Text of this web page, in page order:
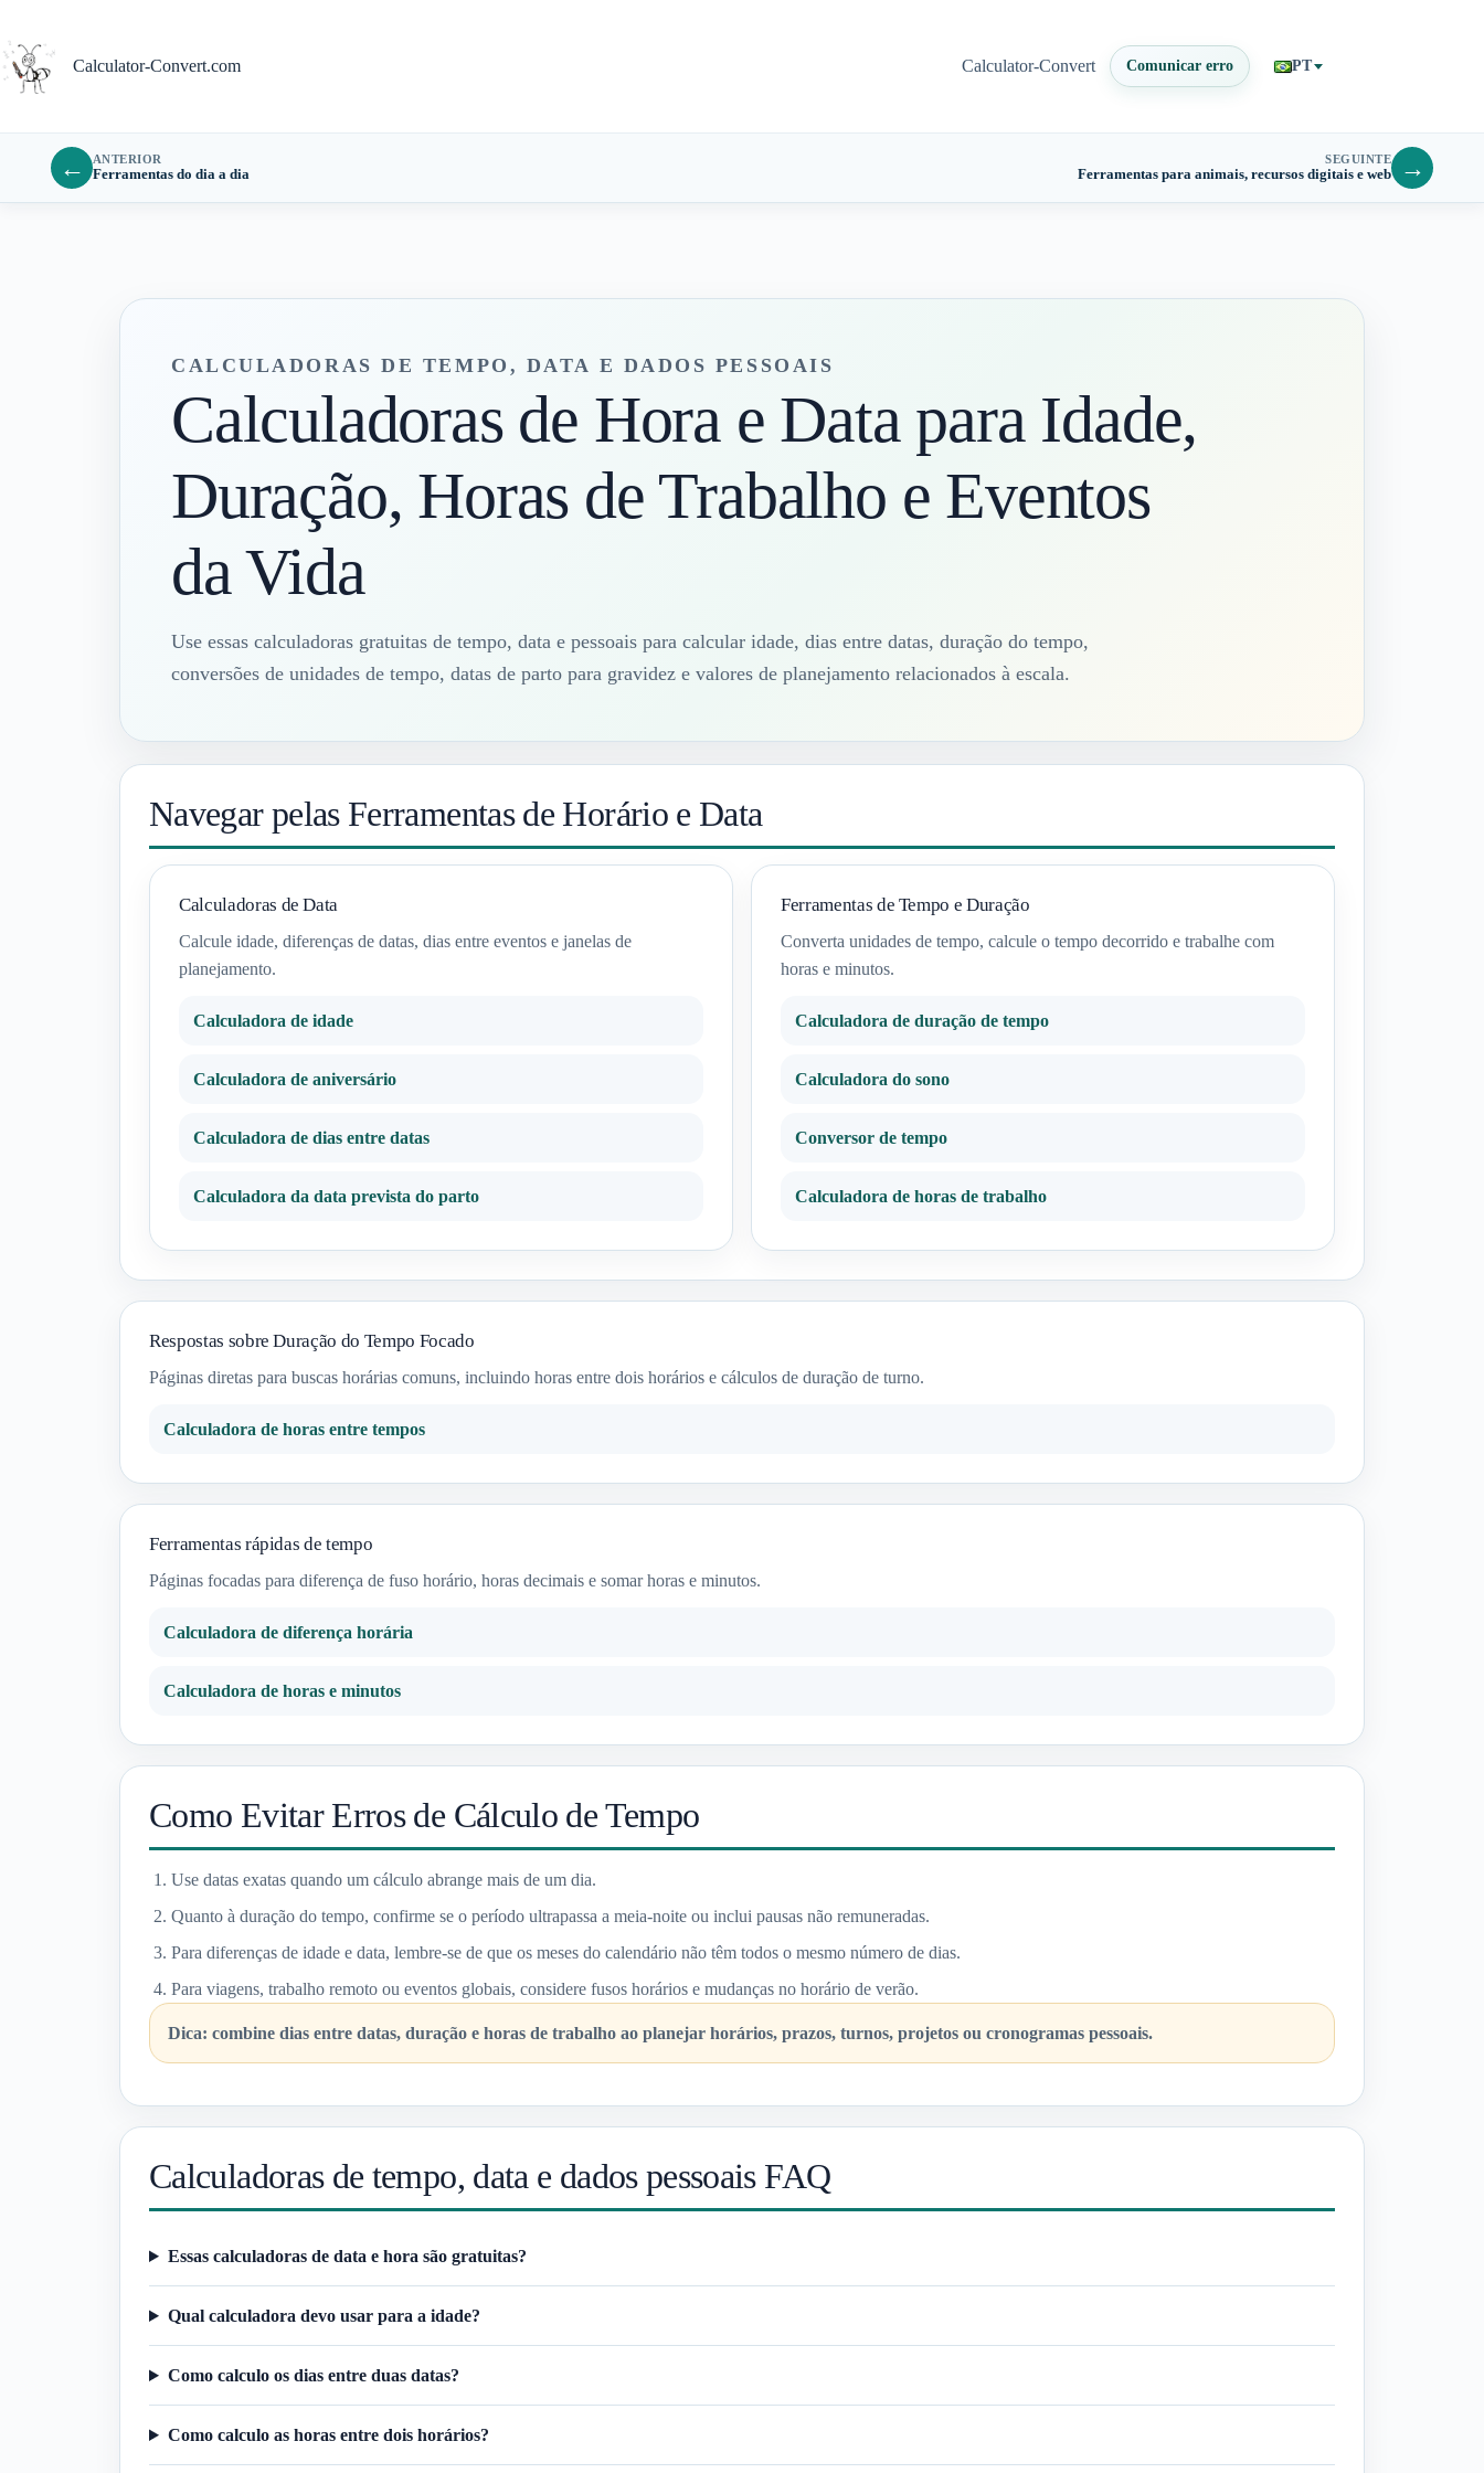
o
conteúdo
Calculator-Convert.com Calculator-Convert Comunicar erro PT
← ANTERIOR
Ferramentas do dia a dia
SEGUINTE
Ferramentas para animais, recursos digitais e web →
CALCULADORAS DE TEMPO, DATA E DADOS PESSOAIS
Calculadoras de Hora e Data para Idade,
Duração, Horas de Trabalho e Eventos
da Vida
Use essas calculadoras gratuitas de tempo, data e pessoais para calcular idade, dias entre datas, duração do tempo,
conversões de unidades de tempo, datas de parto para gravidez e valores de planejamento relacionados à escala.
Navegar pelas Ferramentas de Horário e Data
Calculadoras de Data
Calcule idade, diferenças de datas, dias entre eventos e janelas de
planejamento.
Calculadora de idade
Calculadora de aniversário
Calculadora de dias entre datas
Calculadora da data prevista do parto
Ferramentas de Tempo e Duração
Converta unidades de tempo, calcule o tempo decorrido e trabalhe com
horas e minutos.
Calculadora de duração de tempo
Calculadora do sono
Conversor de tempo
Calculadora de horas de trabalho
Respostas sobre Duração do Tempo Focado
Páginas diretas para buscas horárias comuns, incluindo horas entre dois horários e cálculos de duração de turno.
Calculadora de horas entre tempos
Ferramentas rápidas de tempo
Páginas focadas para diferença de fuso horário, horas decimais e somar horas e minutos.
Calculadora de diferença horária
Calculadora de horas e minutos
Como Evitar Erros de Cálculo de Tempo
Use datas exatas quando um cálculo abrange mais de um dia.
Quanto à duração do tempo, confirme se o período ultrapassa a meia-noite ou inclui pausas não remuneradas.
Para diferenças de idade e data, lembre-se de que os meses do calendário não têm todos o mesmo número de dias.
Para viagens, trabalho remoto ou eventos globais, considere fusos horários e mudanças no horário de verão.
Dica: combine dias entre datas, duração e horas de trabalho ao planejar horários, prazos, turnos, projetos ou cronogramas pessoais.
Calculadoras de tempo, data e dados pessoais FAQ
Essas calculadoras de data e hora são gratuitas?
Qual calculadora devo usar para a idade?
Como calculo os dias entre duas datas?
Como calculo as horas entre dois horários?